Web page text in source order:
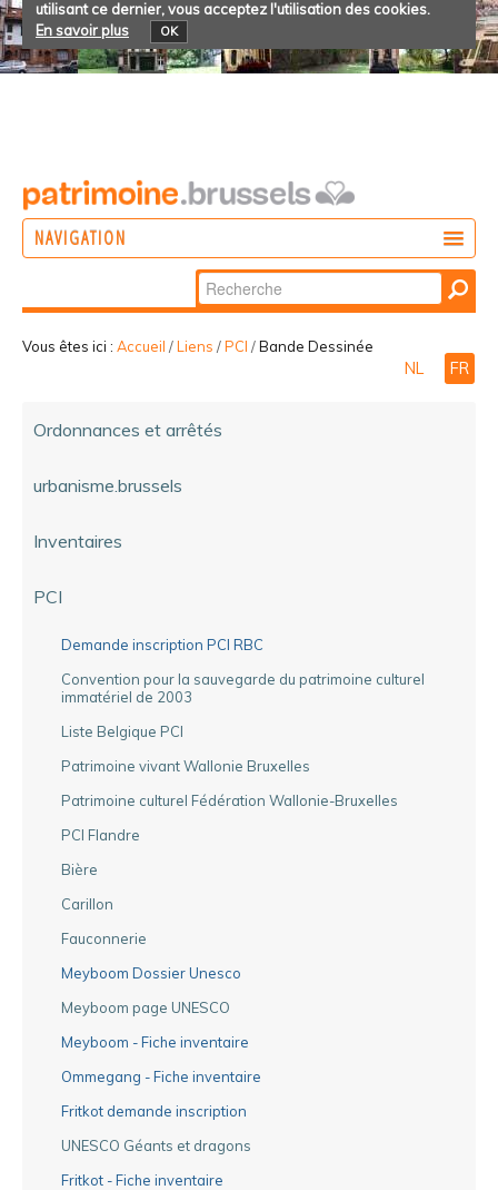
utilisant ce dernier, vous acceptez l'utilisation des cookies.
En savoir plus
OK
NAVIGATION
Chercher par
Recherche
avancée…
Vous êtes ici : Accueil /Liens /PCI /Bande Dessinée
NL FR
Ordonnances et arrêtés
urbanisme.brussels
Inventaires
PCI
Demande inscription PCI RBC
Convention pour la sauvegarde du patrimoine culturel
immatériel de 2003
Liste Belgique PCI
Patrimoine vivant Wallonie Bruxelles
Patrimoine culturel Fédération Wallonie-Bruxelles
PCI Flandre
Bière
Carillon
Fauconnerie
Meyboom Dossier Unesco
Meyboom page UNESCO
Meyboom - Fiche inventaire
Ommegang - Fiche inventaire
Fritkot demande inscription
UNESCO Géants et dragons
Fritkot - Fiche inventaire